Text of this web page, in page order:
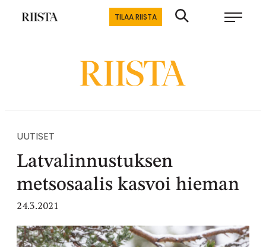
Siirry
Riistalehti.fi
TILAA RIISTA
UUTISET
Latvalinnustuksen
metsosaalis kasvoi hieman
24.3.2021